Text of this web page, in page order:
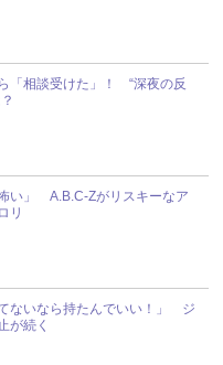
「相談受けた」！ “深夜の反
い」 A.B.C-Zがリスキーなア
リ
ないなら持たんでいい！」 ジ
が続く